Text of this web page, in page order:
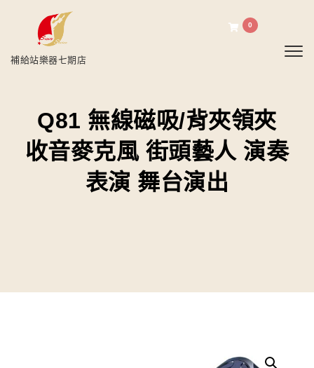
補給站樂器七期店
0
Q81 無線磁吸/背夾領夾
收音麥克風 街頭藝人 演奏
表演 舞台演出